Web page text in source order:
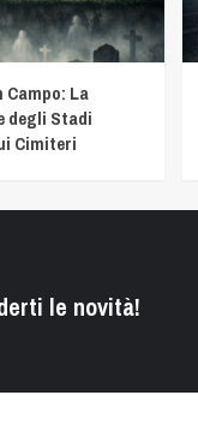
La
degli Stadi
Cimiteri
le novità!